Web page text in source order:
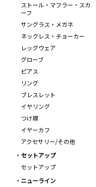
ストール・マフラー・スカ
ーフ
サングラス・メガネ
ネックレス・チョーカー
レッグウェア
グローブ
ピアス
リング
ブレスレット
イヤリング
つけ襟
イヤーカフ
アクセサリー/その他
セットアップ
セットアップ
ニューライン